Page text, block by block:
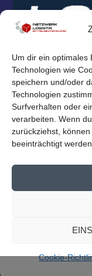
Um dir ein optimales
Technologien wie
speichern und/oder
Technologien
Surfverhalten oder
verarbeiten. Wenn
zurückziehst,
beeinträchtigt werden.
Cookie-
Mitglieder